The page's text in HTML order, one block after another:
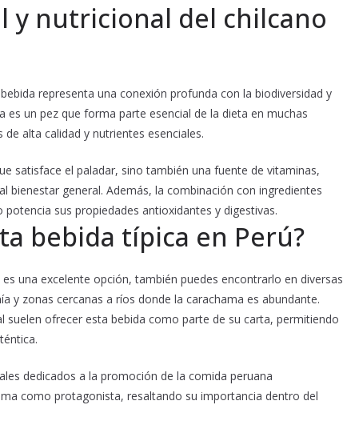
y nutricional del chilcano
representa una conexión profunda con la biodiversidad y
es un pez que forma parte esencial de la dieta en muchas
alta calidad y nutrientes esenciales.
satisface el paladar, sino también una fuente de vitaminas,
bienestar general. Además, la combinación con ingredientes
sus propiedades antioxidantes y digestivas.
bebida típica en Perú?
una excelente opción, también puedes encontrarlo en diversas
y zonas cercanas a ríos donde la carachama es abundante.
suelen ofrecer esta bebida como parte de su carta, permitiendo
dedicados a la promoción de la comida peruana
como protagonista, resaltando su importancia dentro del